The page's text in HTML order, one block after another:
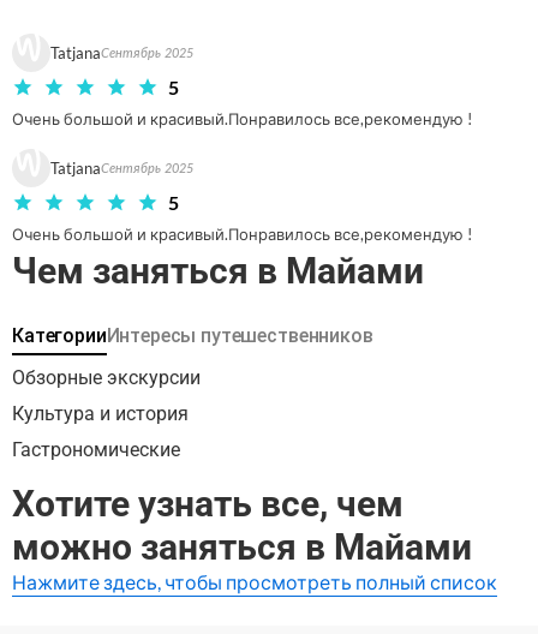
TatjanaСентябрь 2025
5
Очень большой и красивый.Понравилось все,рекомендую !
TatjanaСентябрь 2025
5
Очень большой и красивый.Понравилось все,рекомендую !
Чем заняться в Майами
КатегорииИнтересы путешественников
Обзорные экскурсии
Культура и история
Гастрономические
Хотите узнать все, чем
можно заняться в Майами
Нажмите здесь, чтобы просмотреть полный список